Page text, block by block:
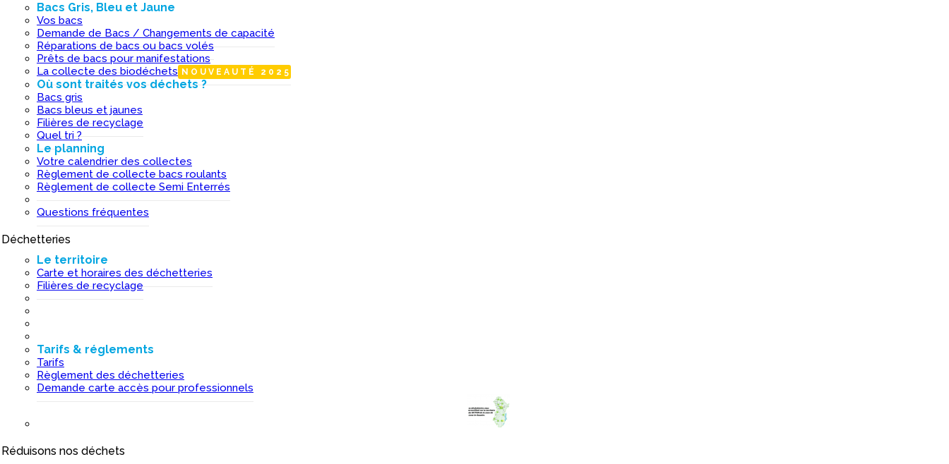
Bacs Gris, Bleu et Jaune
Vos bacs
Demande de Bacs / Changements de capacité
Réparations de bacs ou bacs volés
Prêts de bacs pour manifestations
La collecte des biodéchets NOUVEAUTÉ 2025
Où sont traités vos déchets ?
Bacs gris
Bacs bleus et jaunes
Filières de recyclage
Quel tri ?
Le planning
Votre calendrier des collectes
Règlement de collecte bacs roulants
Règlement de collecte Semi Enterrés
Questions fréquentes
Déchetteries
Le territoire
Carte et horaires des déchetteries
Filières de recyclage
Tarifs & réglements
Tarifs
Règlement des déchetteries
Demande carte accès pour professionnels
Réduisons nos déchets